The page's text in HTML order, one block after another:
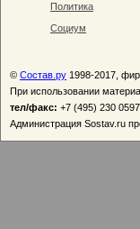
Политика
Социум
© Состав.ру 1998-2017,
При использовании
тел/факс: +7 (495) 230 0597
Администрация Sostav.ru